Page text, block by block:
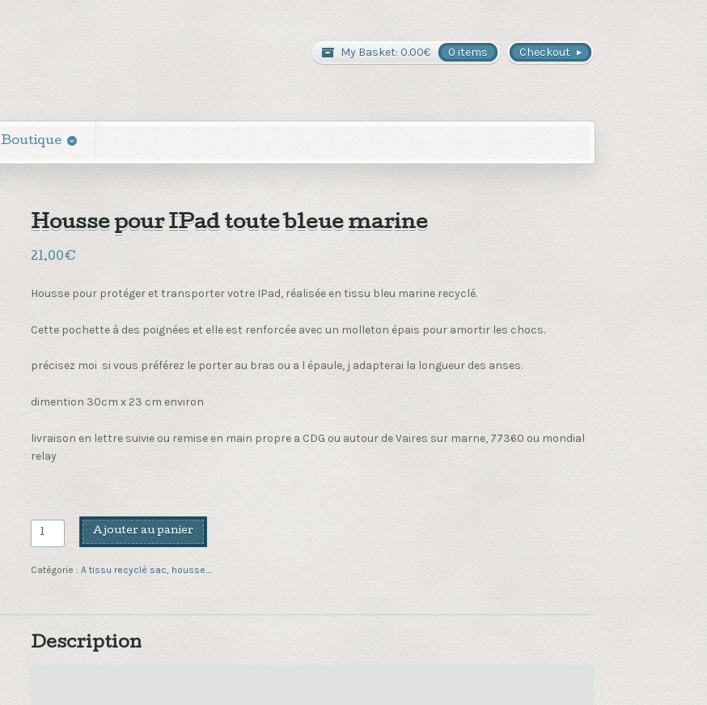
Checkout
My Basket: 0.00€ 0 items
Boutique
Housse pour IPad toute bleue marine
21.00€
Housse pour protéger et transporter votre IPad, réalisée en tissu bleu marine recyclé.
Cette pochette à des poignées et elle est renforcée avec un molleton épais pour amortir les chocs.
précisez moi si vous préférez le porter au bras ou a l épaule, j adapterai la longueur des anses.
dimention 30cm x 23 cm environ
livraison en lettre suivie ou remise en main propre a CDG ou autour de Vaires sur marne, 77360 ou mondial
relay
quantité
de
Housse
toute
bleue
marine
Ajouter au panier
Catégorie :A tissu recyclé sac, housse....
Description